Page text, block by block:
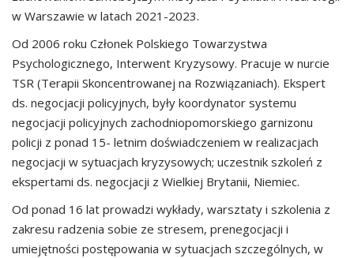
w Warszawie w latach 2021-2023.
Od 2006 roku Członek Polskiego Towarzystwa
Psychologicznego, Interwent Kryzysowy. Pracuje w nurcie
TSR (Terapii Skoncentrowanej na Rozwiązaniach). Ekspert
ds. negocjacji policyjnych, były koordynator systemu
negocjacji policyjnych zachodniopomorskiego garnizonu
policji z ponad 15- letnim doświadczeniem w realizacjach
negocjacji w sytuacjach kryzysowych; uczestnik szkoleń z
ekspertami ds. negocjacji z Wielkiej Brytanii, Niemiec.
Od ponad 16 lat prowadzi wykłady, warsztaty i szkolenia z
zakresu radzenia sobie ze stresem, prenegocjacji i
umiejętności postępowania w sytuacjach szczególnych, w